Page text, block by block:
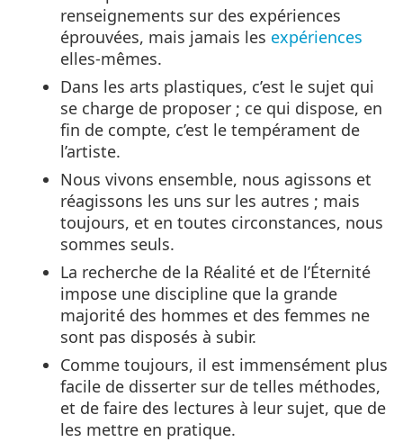
renseignements sur des expériences
éprouvées, mais jamais les expériences
elles-mêmes.
Dans les arts plastiques, c’est le sujet qui
se charge de proposer ; ce qui dispose, en
fin de compte, c’est le tempérament de
l’artiste.
Nous vivons ensemble, nous agissons et
réagissons les uns sur les autres ; mais
toujours, et en toutes circonstances, nous
sommes seuls.
La recherche de la Réalité et de l’Éternité
impose une discipline que la grande
majorité des hommes et des femmes ne
sont pas disposés à subir.
Comme toujours, il est immensément plus
facile de disserter sur de telles méthodes,
et de faire des lectures à leur sujet, que de
les mettre en pratique.